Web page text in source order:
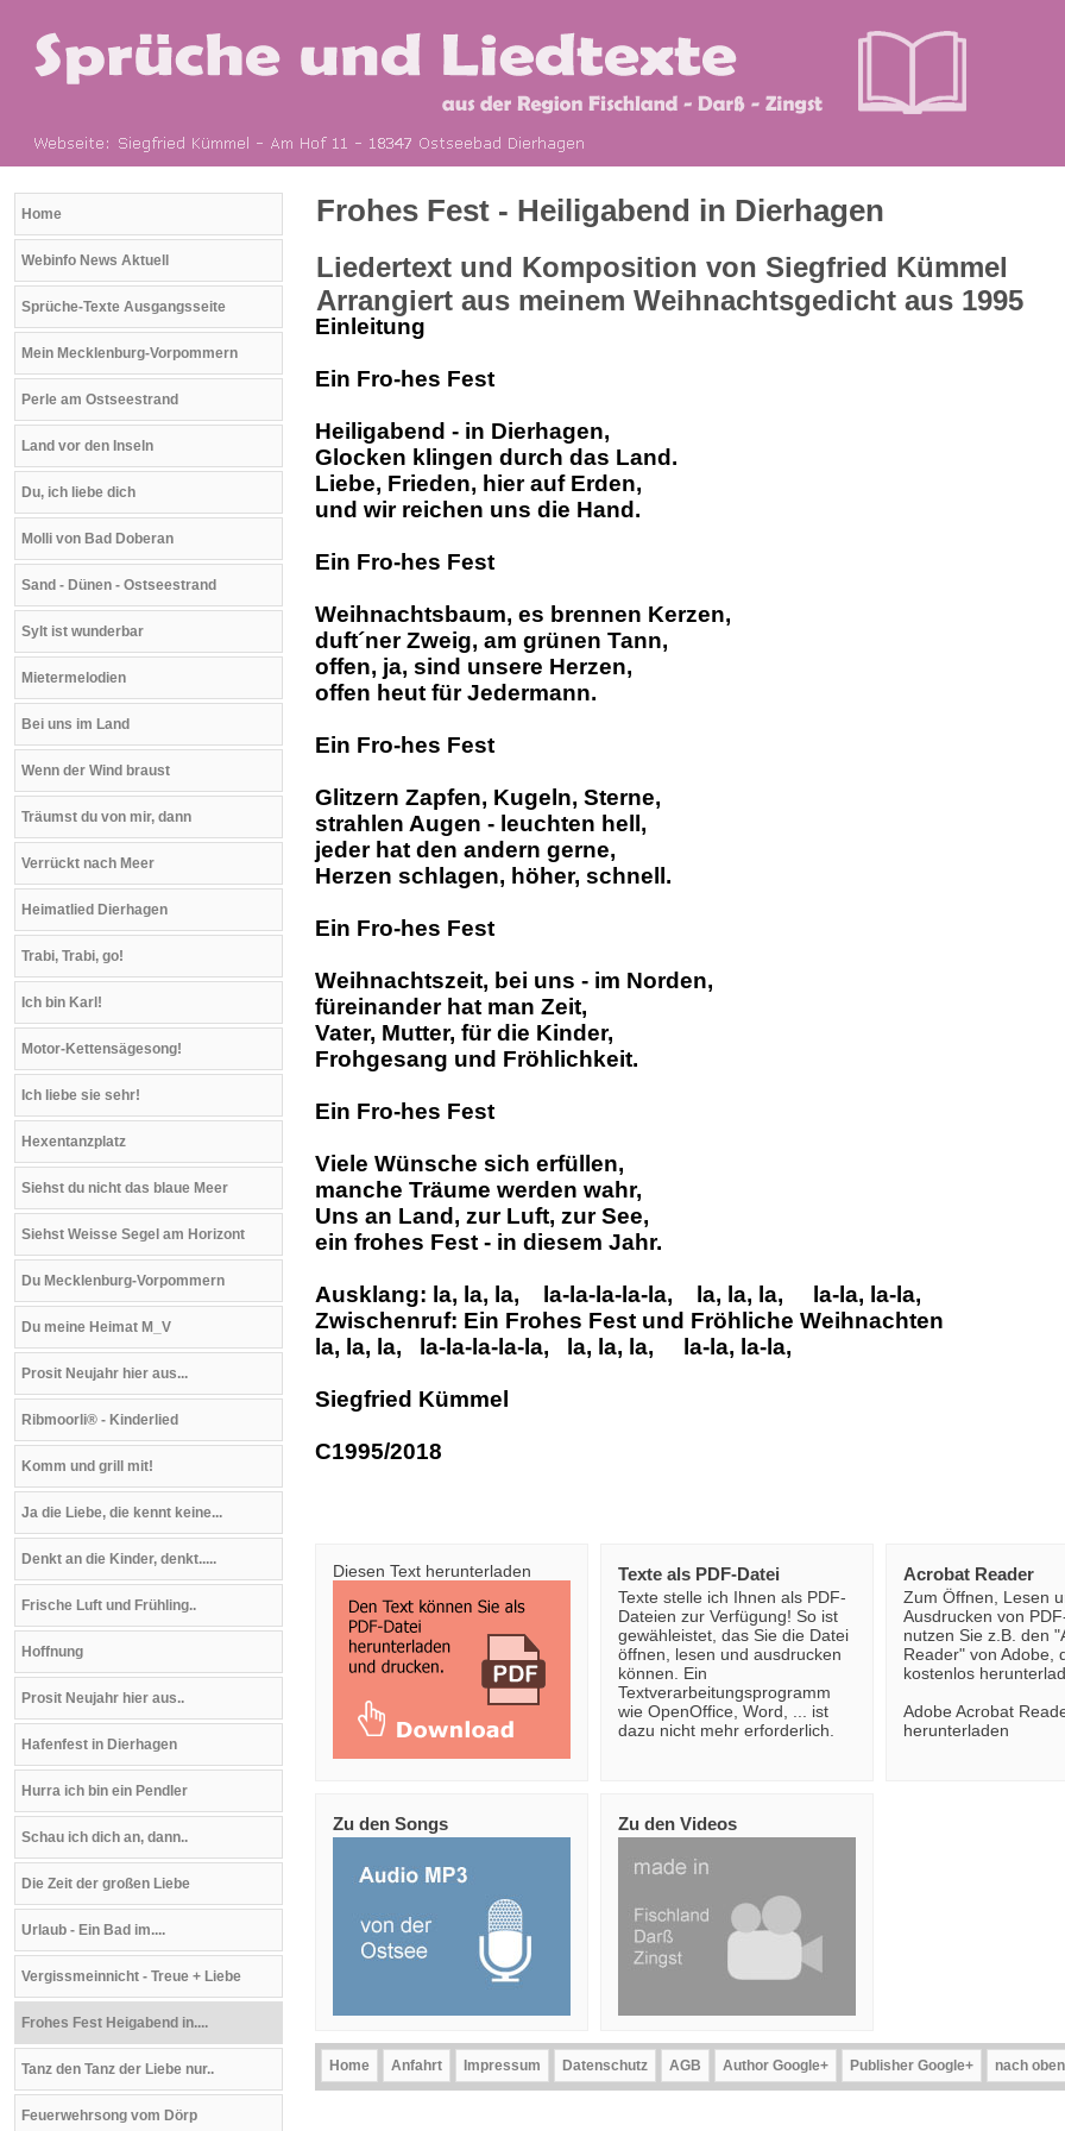
Home
Webinfo News Aktuell
Sprüche-Texte Ausgangsseite
Mein Mecklenburg-Vorpommern
Perle am Ostseestrand
Land vor den Inseln
Du, ich liebe dich
Molli von Bad Doberan
Sand - Dünen - Ostseestrand
Sylt ist wunderbar
Mietermelodien
Bei uns im Land
Wenn der Wind braust
Träumst du von mir, dann
Verrückt nach Meer
Heimatlied Dierhagen
Trabi, Trabi, go!
Ich bin Karl!
Motor-Kettensägesong!
Ich liebe sie sehr!
Hexentanzplatz
Siehst du nicht das blaue Meer
Siehst Weisse Segel am Horizont
Du Mecklenburg-Vorpommern
Du meine Heimat M_V
Prosit Neujahr hier aus...
Ribmoorli® - Kinderlied
Komm und grill mit!
Ja die Liebe, die kennt keine...
Denkt an die Kinder, denkt.....
Frische Luft und Frühling..
Hoffnung
Prosit Neujahr hier aus..
Hafenfest in Dierhagen
Hurra ich bin ein Pendler
Schau ich dich an, dann..
Die Zeit der großen Liebe
Urlaub - Ein Bad im....
Vergissmeinnicht - Treue + Liebe
Frohes Fest Heigabend in....
Tanz den Tanz der Liebe nur..
Feuerwehrsong vom Dörp
Frohes Fest - Heiligabend in Dierhagen
Liedertext und Komposition von Siegfried Kümmel
Arrangiert aus meinem Weihnachtsgedicht aus 1995
Einleitung
Ein Fro-hes Fest
Heiligabend - in Dierhagen,
Glocken klingen durch das Land.
Liebe, Frieden, hier auf Erden,
und wir reichen uns die Hand.
Ein Fro-hes Fest
Weihnachtsbaum, es brennen Kerzen,
duft´ner Zweig, am grünen Tann,
offen, ja, sind unsere Herzen,
offen heut für Jedermann.
Ein Fro-hes Fest
Glitzern Zapfen, Kugeln, Sterne,
strahlen Augen - leuchten hell,
jeder hat den andern gerne,
Herzen schlagen, höher, schnell.
Ein Fro-hes Fest
Weihnachtszeit, bei uns - im Norden,
füreinander hat man Zeit,
Vater, Mutter, für die Kinder,
Frohgesang und Fröhlichkeit.
Ein Fro-hes Fest
Viele Wünsche sich erfüllen,
manche Träume werden wahr,
Uns an Land, zur Luft, zur See,
ein frohes Fest - in diesem Jahr.
Ausklang: la, la, la, la-la-la-la-la, la, la, la, la-la, la-la,
Zwischenruf: Ein Frohes Fest und Fröhliche Weihnachten
la, la, la, la-la-la-la-la, la, la, la, la-la, la-la,
Siegfried Kümmel
C1995/2018
Diesen Text herunterladen Texte als PDF-Datei
Texte stelle ich Ihnen als PDF-
Dateien zur Verfügung! So ist
gewähleistet, das Sie die Datei
öffnen, lesen und ausdrucken
können. Ein
Textverarbeitungsprogramm
wie OpenOffice, Word, ... ist
dazu nicht mehr erforderlich.
Acrobat Reader
Zum Öffnen, Lesen
Ausdrucken von
nutzen Sie z.B. den
Reader" von Adobe,
kostenlos
Adobe Acrobat
herunterladen
Zu den Songs Zu den Videos
Home Anfahrt Impressum Datenschutz AGB Author Google+ Publisher Google+ nach oben